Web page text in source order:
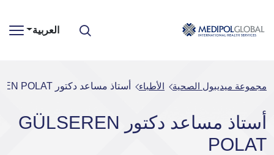
العربية
مجموعة ميديبول الصحية الأطباء أستاذ مساعد دكتور GÜLSEREN POLAT
أستاذ مساعد دكتور GÜLSEREN
POLAT